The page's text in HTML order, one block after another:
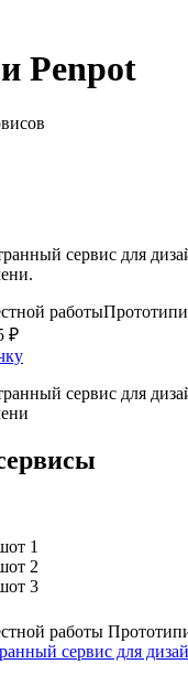
Penpot
сервис для
работы
₽
сервис для
работы
сервис для